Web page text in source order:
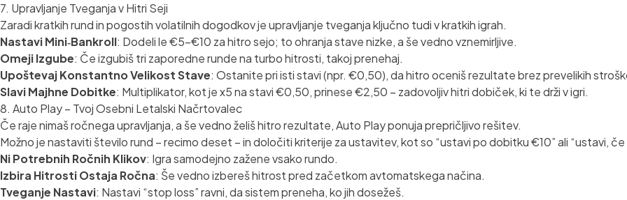
7. Upravljanje Tveganja v Hitri Seji
Zaradi kratkih rund in pogostih volatilnih dogodkov je upravljanje tveganja ključno tudi v kratkih igrah.
Nastavi Mini‑Bankroll: Dodeli le €5–€10 za hitro sejo; to ohranja stave nizke, a še vedno vznemirljive.
Omeji Izgube: Če izgubiš tri zaporedne runde na turbo hitrosti, takoj prenehaj.
Upoštevaj Konstantno Velikost Stave: Ostanite pri isti stavi (npr. €0,50), da hitro oceniš rezultate brez prevelikih
Slavi Majhne Dobitke: Multiplikator, kot je x5 na stavi €0,50, prinese €2,50 – zadovoljiv hitri dobiček, ki te drži v igri.
8. Auto Play – Tvoj Osebni Letalski Načrtovalec
Če raje nimaš ročnega upravljanja, a še vedno želiš hitro rezultate, Auto Play ponuja prepričljivo rešitev.
Možno je nastaviti število rund – recimo deset – in določiti kriterije za ustavitev, kot so “ustavi po dobitku €10” ali “ustavi,
Ni Potrebnih Ročnih Klikov: Igra samodejno zažene vsako rundo.
Izbira Hitrosti Ostaja Ročna: Še vedno izbereš hitrost pred začetkom avtomatskega načina.
Tveganje Nastavi: Nastavi “stop loss” ravni, da sistem preneha, ko jih dosežeš.